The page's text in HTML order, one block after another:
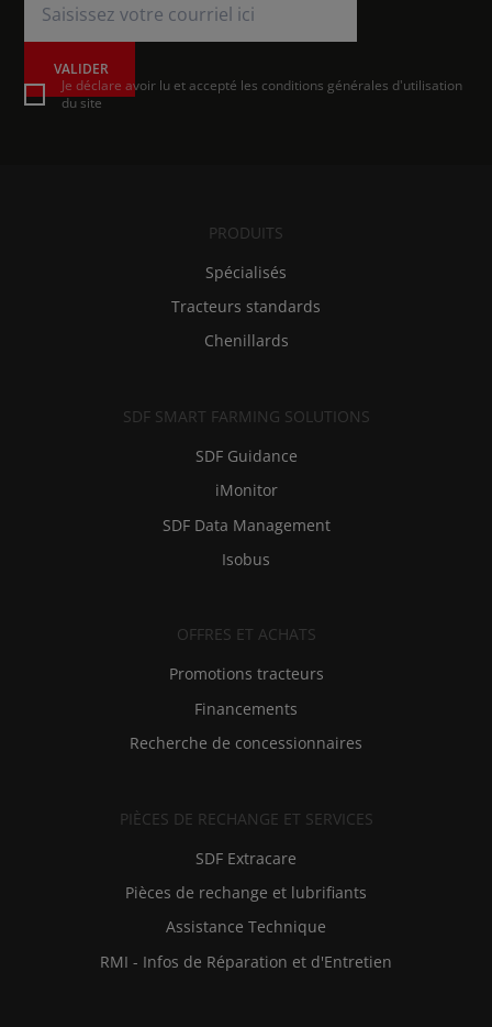
VALIDER
Je déclare avoir lu et accepté les conditions générales d'utilisation
du site
PRODUITS
Spécialisés
Tracteurs standards
Chenillards
SDF SMART FARMING SOLUTIONS
SDF Guidance
iMonitor
SDF Data Management
Isobus
OFFRES ET ACHATS
Promotions tracteurs
Financements
Recherche de concessionnaires
PIÈCES DE RECHANGE ET SERVICES
SDF Extracare
Pièces de rechange et lubrifiants
Assistance Technique
RMI - Infos de Réparation et d'Entretien